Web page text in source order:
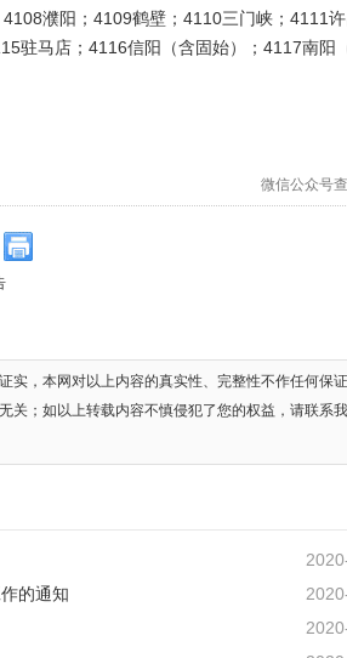
濮阳；4109鹤壁；4110三门峡；4111许
驻马店；4116信阳（含固始）；4117南阳
微信公众号
实，本网对以上内容的真实性、完整性不作任何保
关；如以上转载内容不慎侵犯了您的权益，请联系
的通知